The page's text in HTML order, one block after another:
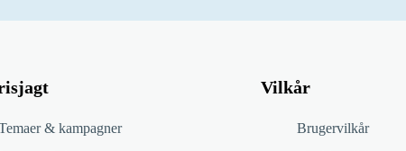
& kampagner
Vilkår
Brugervilkår